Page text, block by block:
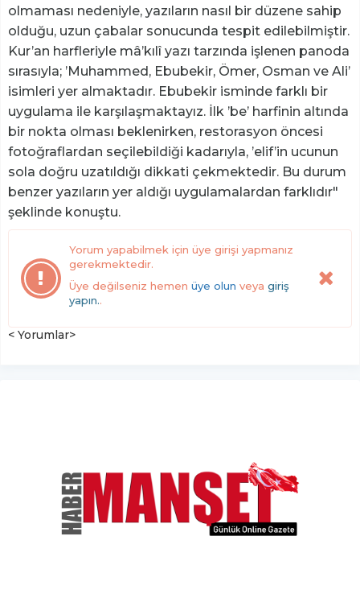
olmaması nedeniyle, yazıların nasıl bir düzene sahip
olduğu, uzun çabalar sonucunda tespit edilebilmiştir.
Kur’an harfleriyle mâ’kılî yazı tarzında işlenen panoda
sırasıyla; ’Muhammed, Ebubekir, Ömer, Osman ve Ali’
isimleri yer almaktadır. Ebubekir isminde farklı bir
uygulama ile karşılaşmaktayız. İlk ’be’ harfinin altında
bir nokta olması beklenirken, restorasyon öncesi
fotoğraflardan seçilebildiği kadarıyla, ’elif’in ucunun
sola doğru uzatıldığı dikkati çekmektedir. Bu durum
benzer yazıların yer aldığı uygulamalardan farklıdır"
şeklinde konuştu.
Yorum yapabilmek için üye girişi yapmanız
gerekmektedir.
Üye değilseniz hemen üye olun veya giriş
yapın..
< Yorumlar>